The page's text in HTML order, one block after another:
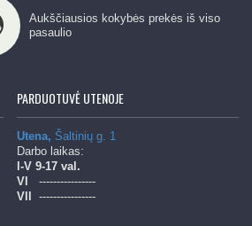
Aukščiausios kokybės prekės iš viso
pasaulio
PARDUOTUVĖ UTENOJE
Utena, Šaltinių g. 1
Darbo laikas:
l-V9-17 val.
Vl
----------------
Vll
----------------